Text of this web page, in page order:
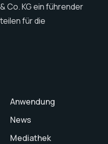
Co. KG ein führender
für die
Anwendung
News
Mediathek